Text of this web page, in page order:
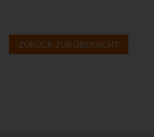
ZURÜCK ZUR ÜBERSICHT